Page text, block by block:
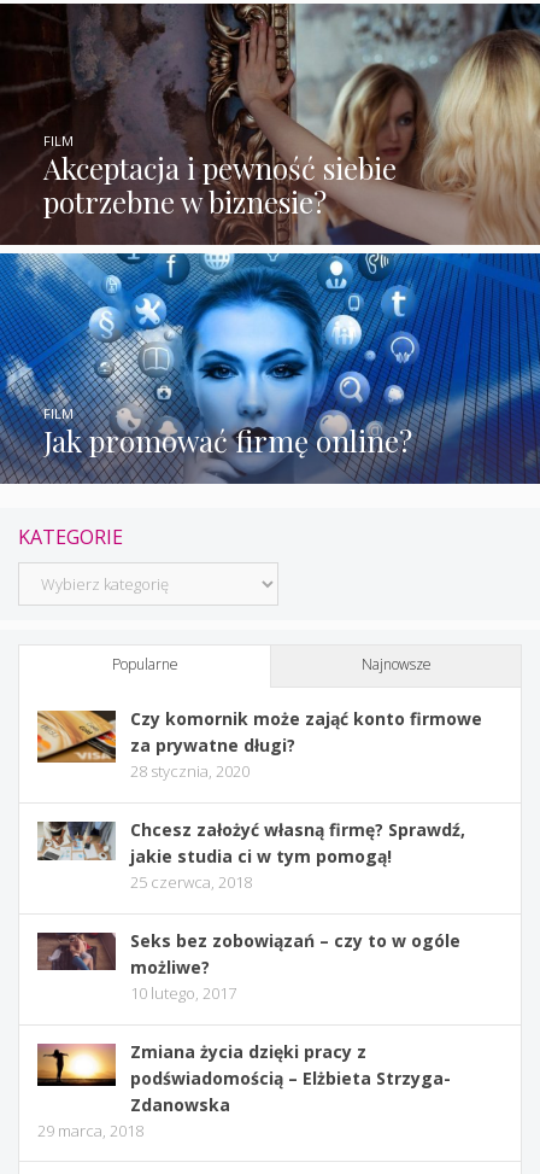
Akceptacja i pewność siebie
potrzebne w biznesie?
FILM
Jak promować firmę online?
FILM
KATEGORIE
Kategorie
Popularne Najnowsze
Czy komornik może zająć konto firmowe
za prywatne długi?
28 stycznia, 2020
Chcesz założyć własną firmę? Sprawdź,
jakie studia ci w tym pomogą!
25 czerwca, 2018
Seks bez zobowiązań – czy to w ogóle
możliwe?
10 lutego, 2017
Zmiana życia dzięki pracy z
podświadomością – Elżbieta Strzyga-
Zdanowska
29 marca, 2018